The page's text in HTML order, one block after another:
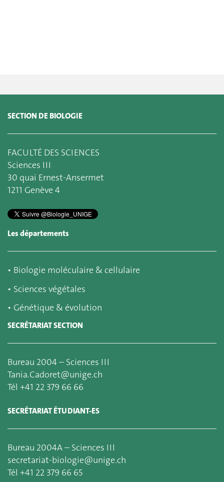
SECTION DE BIOLOGIE
FACULTÉ DES SCIENCES
Sciences III
30 quai Ernest-Ansermet
1211 Genève 4
Les départements
▪ Biologie moléculaire & cellulaire
▪ Sciences végétales
▪ Génétique & évolution
SECRÉTARIAT SECTION
Bureau 2004 – Sciences III
Tania.Cadoret@unige.ch
Tél +41 22 379 66 66
SECRÉTARIAT ÉTUDIANT-ES
Bureau 2004A – Sciences III
secretariat-biologie@unige.ch
Tél +41 22 379 66 65